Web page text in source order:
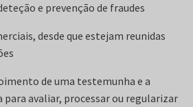
e prevenção de fraudes
desde que estejam reunidas
de uma testemunha e a
para avaliar, processar ou regularizar